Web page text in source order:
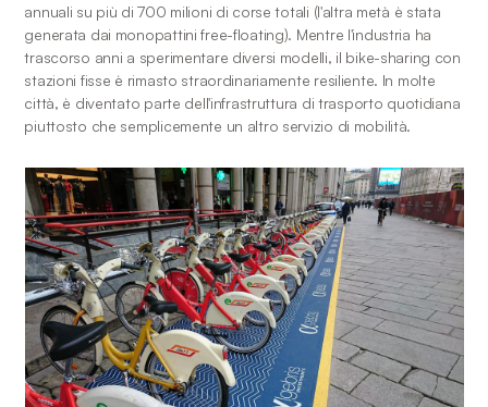
annuali su più di 700 milioni di corse totali (l'altra metà è stata
generata dai monopattini free-floating). Mentre l'industria ha
trascorso anni a sperimentare diversi modelli, il bike-sharing con
stazioni fisse è rimasto straordinariamente resiliente. In molte
città, è diventato parte dell'infrastruttura di trasporto quotidiana
piuttosto che semplicemente un altro servizio di mobilità.